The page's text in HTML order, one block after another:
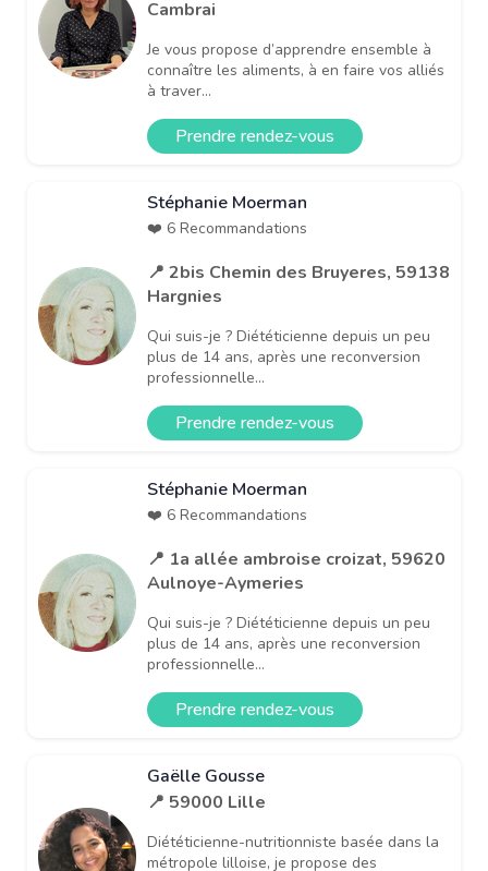
Cambrai
Je vous propose d’apprendre ensemble à
connaître les aliments, à en faire vos alliés
à traver...
Prendre rendez-vous
Stéphanie Moerman
❤️ 6 Recommandations
📍 2bis Chemin des Bruyeres, 59138
Hargnies
Qui suis-je ? Diététicienne depuis un peu
plus de 14 ans, après une reconversion
professionnelle...
Prendre rendez-vous
Stéphanie Moerman
❤️ 6 Recommandations
📍 1a allée ambroise croizat, 59620
Aulnoye-Aymeries
Qui suis-je ? Diététicienne depuis un peu
plus de 14 ans, après une reconversion
professionnelle...
Prendre rendez-vous
Gaëlle Gousse
📍 59000 Lille
Diététicienne-nutritionniste basée dans la
métropole lilloise, je propose des